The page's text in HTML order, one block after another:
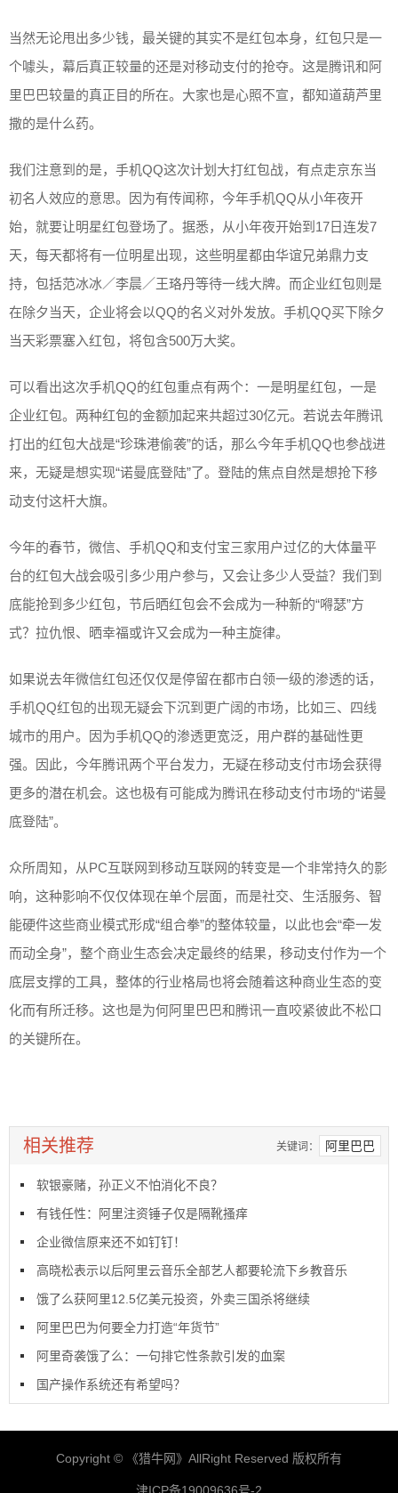
当然无论甩出多少钱，最关键的其实不是红包本身，红包只是一
个噱头，幕后真正较量的还是对移动支付的抢夺。这是腾讯和阿
里巴巴较量的真正目的所在。大家也是心照不宣，都知道葫芦里
撒的是什么药。
我们注意到的是，手机QQ这次计划大打红包战，有点走京东当
初名人效应的意思。因为有传闻称，今年手机QQ从小年夜开
始，就要让明星红包登场了。据悉，从小年夜开始到17日连发7
天，每天都将有一位明星出现，这些明星都由华谊兄弟鼎力支
持，包括范冰冰／李晨／王珞丹等待一线大牌。而企业红包则是
在除夕当天，企业将会以QQ的名义对外发放。手机QQ买下除夕
当天彩票塞入红包，将包含500万大奖。
可以看出这次手机QQ的红包重点有两个：一是明星红包，一是
企业红包。两种红包的金额加起来共超过30亿元。若说去年腾讯
打出的红包大战是“珍珠港偷袭”的话，那么今年手机QQ也参战进
来，无疑是想实现“诺曼底登陆”了。登陆的焦点自然是想抢下移
动支付这杆大旗。
今年的春节，微信、手机QQ和支付宝三家用户过亿的大体量平
台的红包大战会吸引多少用户参与，又会让多少人受益？我们到
底能抢到多少红包，节后晒红包会不会成为一种新的“嘚瑟”方
式？拉仇恨、晒幸福或许又会成为一种主旋律。
如果说去年微信红包还仅仅是停留在都市白领一级的渗透的话，
手机QQ红包的出现无疑会下沉到更广阔的市场，比如三、四线
城市的用户。因为手机QQ的渗透更宽泛，用户群的基础性更
强。因此，今年腾讯两个平台发力，无疑在移动支付市场会获得
更多的潜在机会。这也极有可能成为腾讯在移动支付市场的“诺曼
底登陆”。
众所周知，从PC互联网到移动互联网的转变是一个非常持久的影
响，这种影响不仅仅体现在单个层面，而是社交、生活服务、智
能硬件这些商业模式形成“组合拳”的整体较量，以此也会“牵一发
而动全身”，整个商业生态会决定最终的结果，移动支付作为一个
底层支撑的工具，整体的行业格局也将会随着这种商业生态的变
化而有所迁移。这也是为何阿里巴巴和腾讯一直咬紧彼此不松口
的关键所在。
相关推荐 关键词： 阿里巴巴
软银豪赌，孙正义不怕消化不良？
有钱任性：阿里注资锤子仅是隔靴搔痒
企业微信原来还不如钉钉！
高晓松表示以后阿里云音乐全部艺人都要轮流下乡教音乐
饿了么获阿里12.5亿美元投资，外卖三国杀将继续
阿里巴巴为何要全力打造“年货节”
阿里奇袭饿了么：一句排它性条款引发的血案
国产操作系统还有希望吗？
Copyright © 《猎牛网》AllRight Reserved 版权所有